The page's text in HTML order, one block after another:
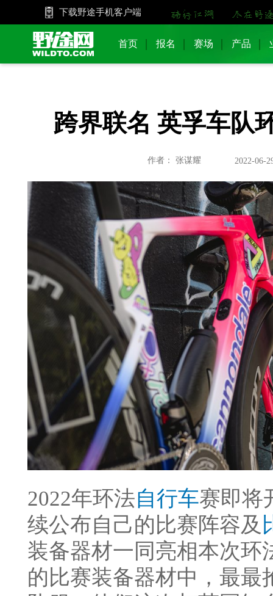
下载野途手机客户端
首页 报名 赛场 产品
跨界联名 英孚车队
作者： 张谋耀 2022-06-
2022年环法自行车赛即将
续公布自己的比赛阵容及
装备器材一同亮相本次环
的比赛装备器材中，最最